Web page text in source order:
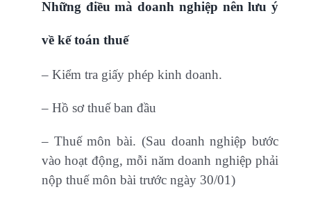
Những điều mà doanh nghiệp nên lưu ý
về kế toán thuế
– Kiểm tra giấy phép kinh doanh.
– Hồ sơ thuế ban đầu
– Thuế môn bài. (Sau doanh nghiệp bước
vào hoạt động, mỗi năm doanh nghiệp phải
nộp thuế môn bài trước ngày 30/01)